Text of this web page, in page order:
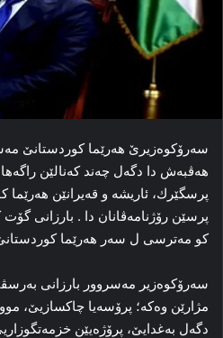
سه‌رۆکوه‌زیرێ هه‌رێما کوردستانێ
هه‌ڤبه‌ش دا‌ دگه‌ل چەند كەنالێن
پرسگێرك، ئاریشە و قەیرانێن
پرسێن رۆژنامەڤانان دا . بارزانی
كو مەترسی ل سەر ھەرێما
سه‌رۆکوه‌زیر مه‌سروور بارزانی
مژارێن وه‌که‌؛ پرۆسه‌یا چاکسازیێ،
دگه‌ل بەغدایێ، پرۆژه‌یێن